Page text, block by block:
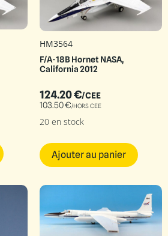
HM3564
F/A-18B Hornet NASA,
California 2012
124.20€/CEE
103.50€/HORS CEE
20 en stock
Ajouter au panier